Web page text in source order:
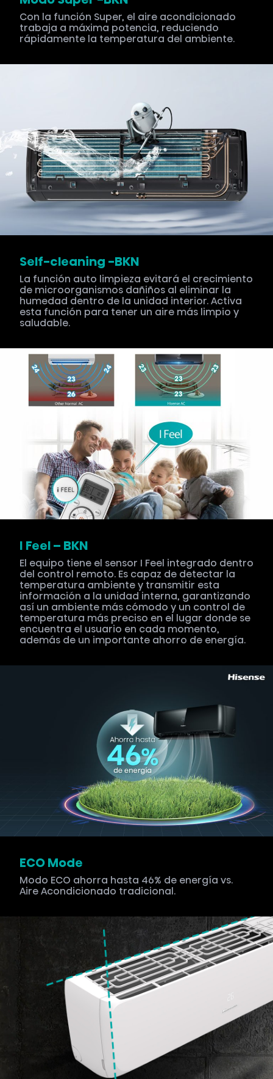
Con la función Super, el aire acondicionado
trabaja a máxima potencia, reduciendo
rápidamente la temperatura del ambiente.
Self-cleaning -BKN
La función auto limpieza evitará el crecimiento
de microorganismos dañiños al eliminar la
humedad dentro de la unidad interior. Activa
esta función para tener un aire más limpio y
saludable.
I Feel – BKN
El equipo tiene el sensor I Feel integrado dentro
del control remoto. Es capaz de detectar la
temperatura ambiente y transmitir esta
información a la unidad interna, garantizando
así un ambiente más cómodo y un control de
temperatura más preciso en el lugar donde se
encuentra el usuario en cada momento,
además de un importante ahorro de energía.
ECO Mode
Modo ECO ahorra hasta 46% de energía vs.
Aire Acondicionado tradicional.